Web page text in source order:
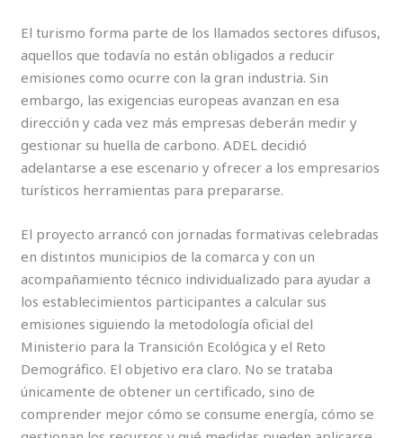
El turismo forma parte de los llamados sectores difusos,
aquellos que todavía no están obligados a reducir
emisiones como ocurre con la gran industria. Sin
embargo, las exigencias europeas avanzan en esa
dirección y cada vez más empresas deberán medir y
gestionar su huella de carbono. ADEL decidió
adelantarse a ese escenario y ofrecer a los empresarios
turísticos herramientas para prepararse.
El proyecto arrancó con jornadas formativas celebradas
en distintos municipios de la comarca y con un
acompañamiento técnico individualizado para ayudar a
los establecimientos participantes a calcular sus
emisiones siguiendo la metodología oficial del
Ministerio para la Transición Ecológica y el Reto
Demográfico. El objetivo era claro. No se trataba
únicamente de obtener un certificado, sino de
comprender mejor cómo se consume energía, cómo se